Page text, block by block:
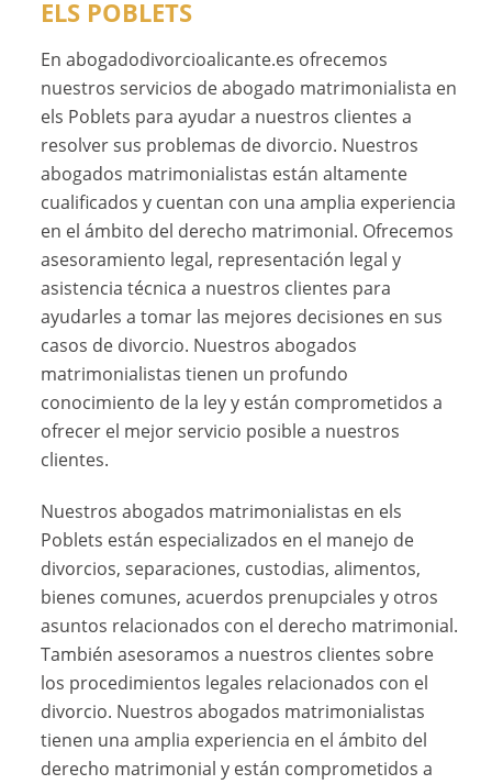
ELS POBLETS
En abogadodivorcioalicante.es ofrecemos
nuestros servicios de abogado matrimonialista en
els Poblets para ayudar a nuestros clientes a
resolver sus problemas de divorcio. Nuestros
abogados matrimonialistas están altamente
cualificados y cuentan con una amplia experiencia
en el ámbito del derecho matrimonial. Ofrecemos
asesoramiento legal, representación legal y
asistencia técnica a nuestros clientes para
ayudarles a tomar las mejores decisiones en sus
casos de divorcio. Nuestros abogados
matrimonialistas tienen un profundo
conocimiento de la ley y están comprometidos a
ofrecer el mejor servicio posible a nuestros
clientes.
Nuestros abogados matrimonialistas en els
Poblets están especializados en el manejo de
divorcios, separaciones, custodias, alimentos,
bienes comunes, acuerdos prenupciales y otros
asuntos relacionados con el derecho matrimonial.
También asesoramos a nuestros clientes sobre
los procedimientos legales relacionados con el
divorcio. Nuestros abogados matrimonialistas
tienen una amplia experiencia en el ámbito del
derecho matrimonial y están comprometidos a